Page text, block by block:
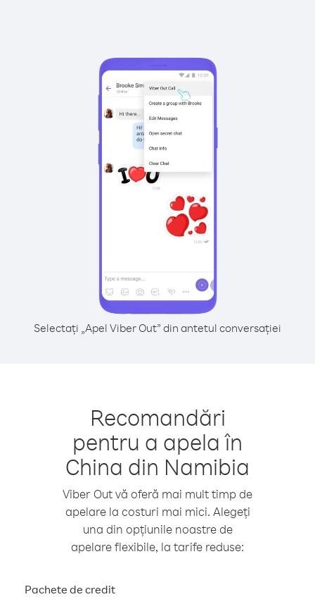
Selectați „Apel Viber Out” din antetul conversației
Recomandări
pentru a apela în
China din Namibia
Viber Out vă oferă mai mult timp de
apelare la costuri mai mici. Alegeți
una din opțiunile noastre de
apelare flexibile, la tarife reduse:
Pachete de credit